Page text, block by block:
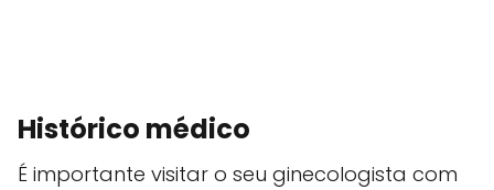
Histórico médico
É importante visitar o seu ginecologista com